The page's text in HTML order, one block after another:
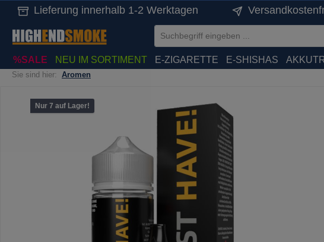
Zur Hauptnavigation springen
Lieferung innerhalb 1-2 Werktagen
%SALE NEU IM SORTIMENT E-ZIGARETTE E-SHISHAS
Sie sind hier: Aromen
Bildergalerie überspringen
Nur 7 auf Lager!